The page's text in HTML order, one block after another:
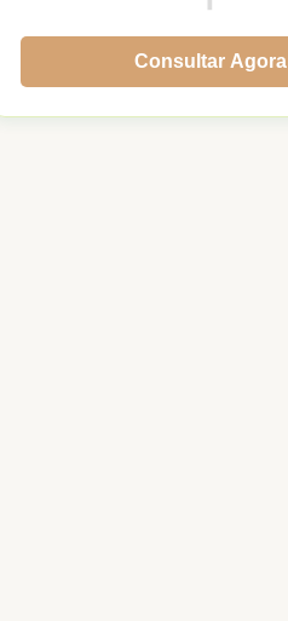
Consultar Agora